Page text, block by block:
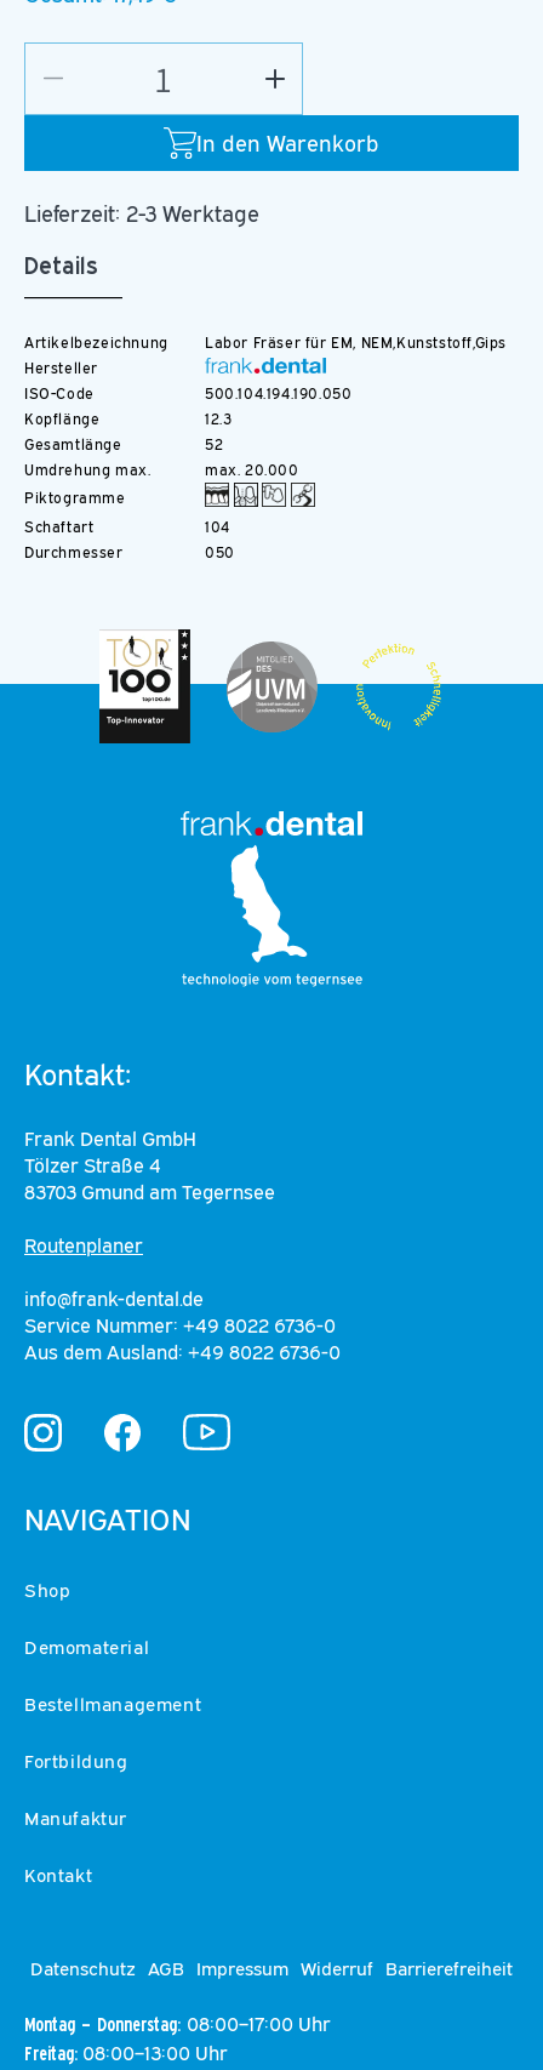
In den Warenkorb
die
für
Erhöhe
die
Menge
für
Lieferzeit: 2-3 Werktage
Details
Artikelbezeichnung
Labor Fräser für EM, NEM,Kunststoff,Gips
Hersteller
ISO-Code
500.104.194.190.050
Kopflänge
12.3
Gesamtlänge
52
Umdrehung max.
max. 20.000
Piktogramme
Schaftart
104
Durchmesser
050
Kontakt:
Frank Dental GmbH
Tölzer Straße 4
83703 Gmund am Tegernsee
Routenplaner
info@frank-dental.de
Service Nummer: +49 8022 6736-0
Aus dem Ausland: +49 8022 6736-0
InstagramFacebook YouTube
NAVIGATION
Shop
Demomaterial
Bestellmanagement
Fortbildung
Manufaktur
Kontakt
Datenschutz AGB Impressum Widerruf Barrierefreiheit
Montag – Donnerstag: 08:00–17:00 Uhr
Freitag: 08:00–13:00 Uhr